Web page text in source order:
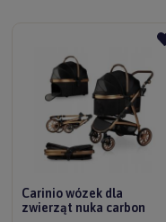
Carinio wózek dla
zwierząt nuka carbon